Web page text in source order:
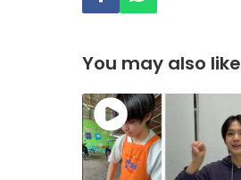
You may also like